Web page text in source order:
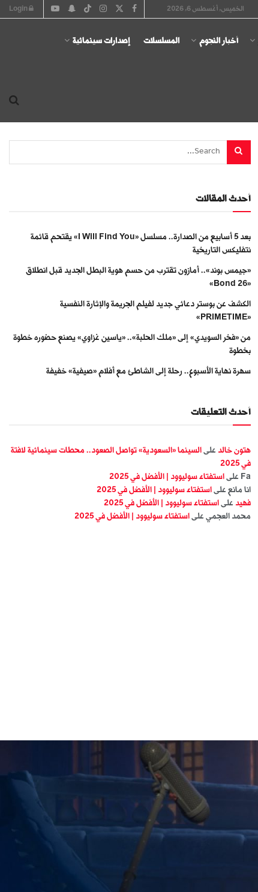
الخميس, أغسطس 6, 2026
أخبار النجوم المسلسلات إصدارات سينمائية
أحدث المقالات
بعد 5 أسابيع من الصدارة.. مسلسل «I Will Find You» يقتحم قائمة
نتفليكس التاريخية
«جيمس بوند».. أمازون تقترب من حسم هوية البطل الجديد قبل انطلاق
«Bond 26»
الكشف عن بوستر دعائي جديد لفيلم الجريمة والإثارة النفسية
«PRIMETIME»
من «فخر السويدي» إلى «ملك الحلبة».. «ياسين غزاوي» يصنع حضوره خطوة
بخطوة
سهرة نهاية الأسبوع.. رحلة إلى الشاطئ مع أفلام «صيفية» خفيفة
أحدث التعليقات
هتون خالد على السينما «السعودية» تواصل الصعود.. محطات سينمائية لافتة
في 2025
Fa على استفتاء سوليوود | الأفضل في 2025
انا مانع على استفتاء سوليوود | الأفضل في 2025
فهيد على استفتاء سوليوود | الأفضل في 2025
محمد العجمي على استفتاء سوليوود | الأفضل في 2025